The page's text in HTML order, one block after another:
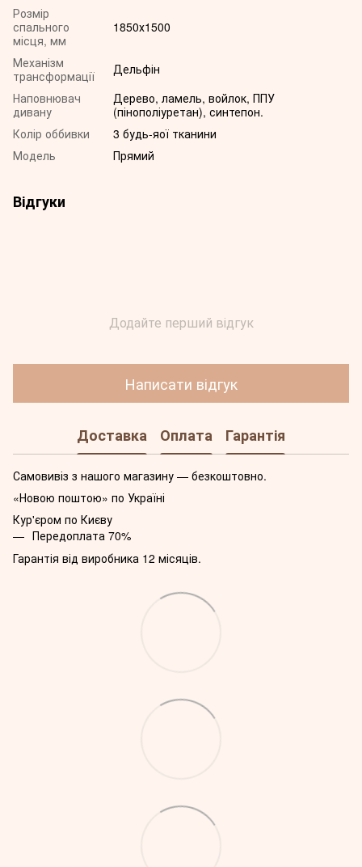
Розмір
спального
місця, мм
1850х1500
Механізм
трансформації
Дельфін
Наповнювач
дивану
Дерево, ламель, войлок, ППУ
(пінополіуретан), синтепон.
Колір оббивки
3 будь-яої тканини
Модель
Прямий
Відгуки
Додайте перший відгук
Написати відгук
Доставка Оплата Гарантія
Самовивіз з нашого магазину — безкоштовно.
«Новою поштою» по Україні
Кур'єром по Києву
Передоплата 70%
Гарантія від виробника 12 місяців.